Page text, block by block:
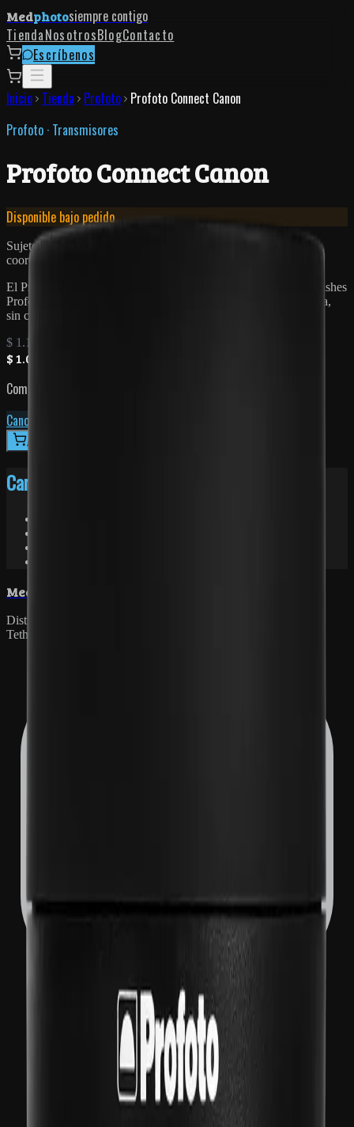
Medphotosiempre contigo
TiendaNosotrosBlogContacto
Escríbenos
Inicio Tienda Profoto Profoto Connect Canon
Profoto · Transmisores
Profoto Connect Canon
Disponible bajo pedido
Sujeto a disponibilidad. Si el equipo no está en bodega,
coordinamos la importación contigo.
El Profoto Connect es el transmisor esencial para disparar tus flashes
Profoto de forma inalámbrica desde cámaras Canon. Sin pantalla,
sin complicaciones.
$ 1.146.000
$ 1.000.000
Compatible con
Canon
Agregar al carrito
Características
Med
Distribuidores oficiales de Profoto, Phase One, Capture One y
TetherTools en Colombia.